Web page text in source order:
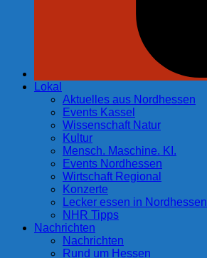
Lokal
Aktuelles aus Nordhessen
Events Kassel
Wissenschaft Natur
Kultur
Mensch. Maschine. KI.
Events Nordhessen
Wirtschaft Regional
Konzerte
Lecker essen in Nordhessen
NHR Tipps
Nachrichten
Nachrichten
Rund um Hessen